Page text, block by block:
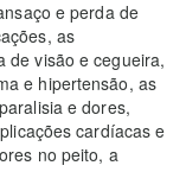
e perda de
as
de visão e cegueira,
e hipertensão, as
e dores,
cardíacas e
no peito, a